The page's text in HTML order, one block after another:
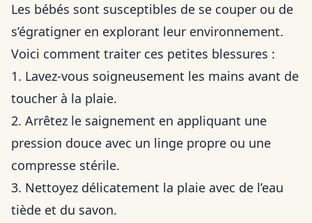
Les bébés sont susceptibles de se couper ou de
s’égratigner en explorant leur environnement.
Voici comment traiter ces petites blessures :
1. Lavez-vous soigneusement les mains avant de
toucher à la plaie.
2. Arrêtez le saignement en appliquant une
pression douce avec un linge propre ou une
compresse stérile.
3. Nettoyez délicatement la plaie avec de l’eau
tiède et du savon.